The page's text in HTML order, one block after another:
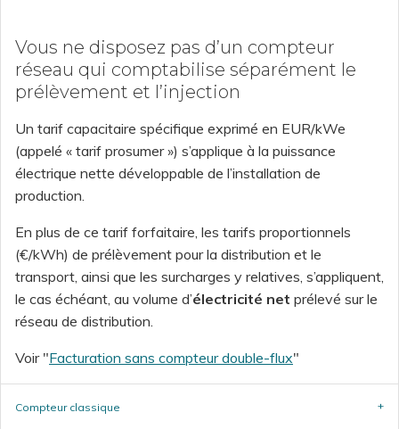
Vous ne disposez pas d’un compteur
réseau qui comptabilise séparément le
prélèvement et l’injection
Un tarif capacitaire spécifique exprimé en EUR/kWe
(appelé « tarif prosumer ») s’applique à la puissance
électrique nette développable de l’installation de
production.
En plus de ce tarif forfaitaire, les tarifs proportionnels
(€/kWh) de prélèvement pour la distribution et le
transport, ainsi que les surcharges y relatives, s’appliquent,
le cas échéant, au volume d’électricité net prélevé sur le
réseau de distribution.
Voir "Facturation sans compteur double-flux"
Compteur classique